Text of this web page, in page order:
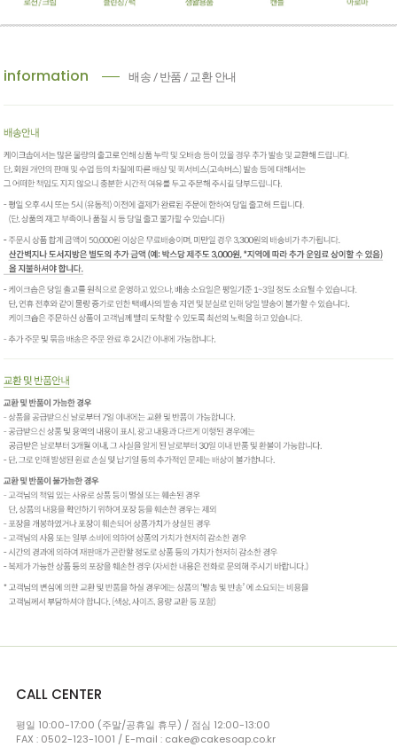
information 배송 / 반품 / 교환 안내
CALL CENTER
평일 10:00-17:00 (주말/공휴일 휴무) / 점심 12:00-13:00
FAX : 0502-123-1001 / E-mail : cake@cakesoap.co.kr